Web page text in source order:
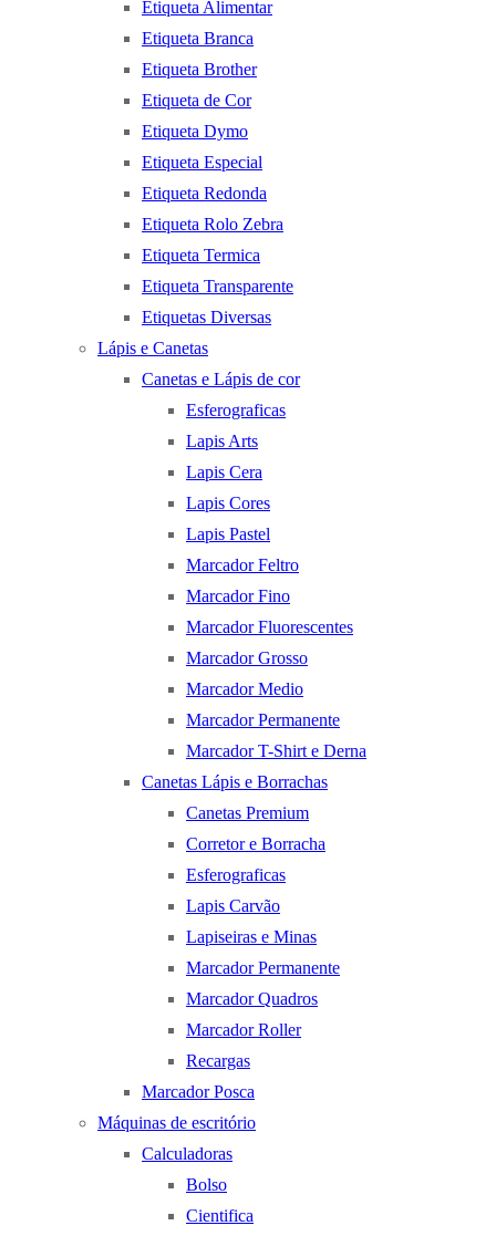
Etiqueta Alimentar
Etiqueta Branca
Etiqueta Brother
Etiqueta de Cor
Etiqueta Dymo
Etiqueta Especial
Etiqueta Redonda
Etiqueta Rolo Zebra
Etiqueta Termica
Etiqueta Transparente
Etiquetas Diversas
Lápis e Canetas
Canetas e Lápis de cor
Esferograficas
Lapis Arts
Lapis Cera
Lapis Cores
Lapis Pastel
Marcador Feltro
Marcador Fino
Marcador Fluorescentes
Marcador Grosso
Marcador Medio
Marcador Permanente
Marcador T-Shirt e Derna
Canetas Lápis e Borrachas
Canetas Premium
Corretor e Borracha
Esferograficas
Lapis Carvão
Lapiseiras e Minas
Marcador Permanente
Marcador Quadros
Marcador Roller
Recargas
Marcador Posca
Máquinas de escritório
Calculadoras
Bolso
Cientifica